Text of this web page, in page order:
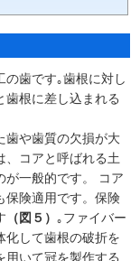
歯です｡歯根に対し
歯根に差し込まれる
歯や歯質の欠損が大
、コアと呼ばれる土
が一般的です。 コア
保険適用です。保険
（図５） ｡ファイバー
化して歯根の破折を
用いて冠を製作する